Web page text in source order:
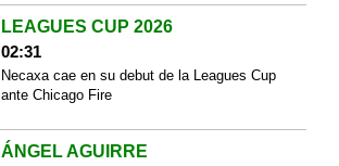
LEAGUES CUP 2026
02:31
Necaxa cae en su debut de la Leagues Cup
ante Chicago Fire
ÁNGEL AGUIRRE